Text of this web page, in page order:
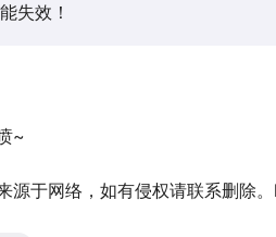
失效！
~
源于网络，如有侵权请联系删除